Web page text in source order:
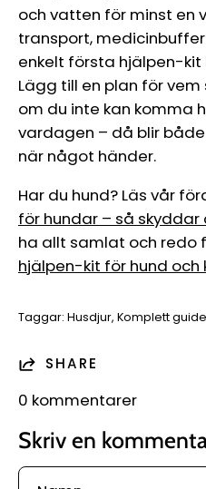
och vatten för minst en
transport,
enkelt första hjälpen-
Lägg till en plan för
om du inte kan komma
vardagen – då blir
när något händer.
Har du hund? Läs vår
för hundar – så
ha allt samlat och redo
hjälpen-kit för hund och
Taggar: Husdjur Komplett guide
SHARE
0 kommentarer
Skriv en
Namn